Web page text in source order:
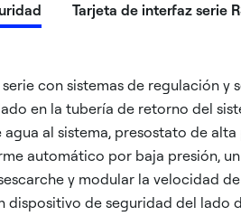
Tarjeta de interfaz serie
con sistemas de regulación y
en la tubería de retorno del
al sistema, presostato de
automático por baja presión,
y modular la velocidad
dispositivo de seguridad del